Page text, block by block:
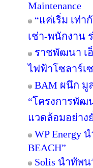
Maintenance
“แค่เริ่ม เท่า
เช่า-พนักงาน
ราชพัฒนา เ
ไฟฟ้าโซลาร์เ
BAM ผนึก มู
“โครงการพั
แวดล้อมอย่า
WP Energy
BEACH”
Solis นำทัพน